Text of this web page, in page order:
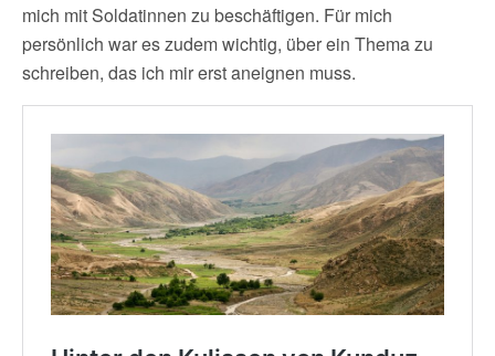
mich mit Soldatinnen zu beschäftigen. Für mich
persönlich war es zudem wichtig, über ein Thema zu
schreiben, das ich mir erst aneignen muss.